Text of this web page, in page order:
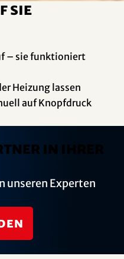
Sie
– sie funktioniert
Heizung lassen
auf Knopfdruck
in Ihrer
unseren Experten